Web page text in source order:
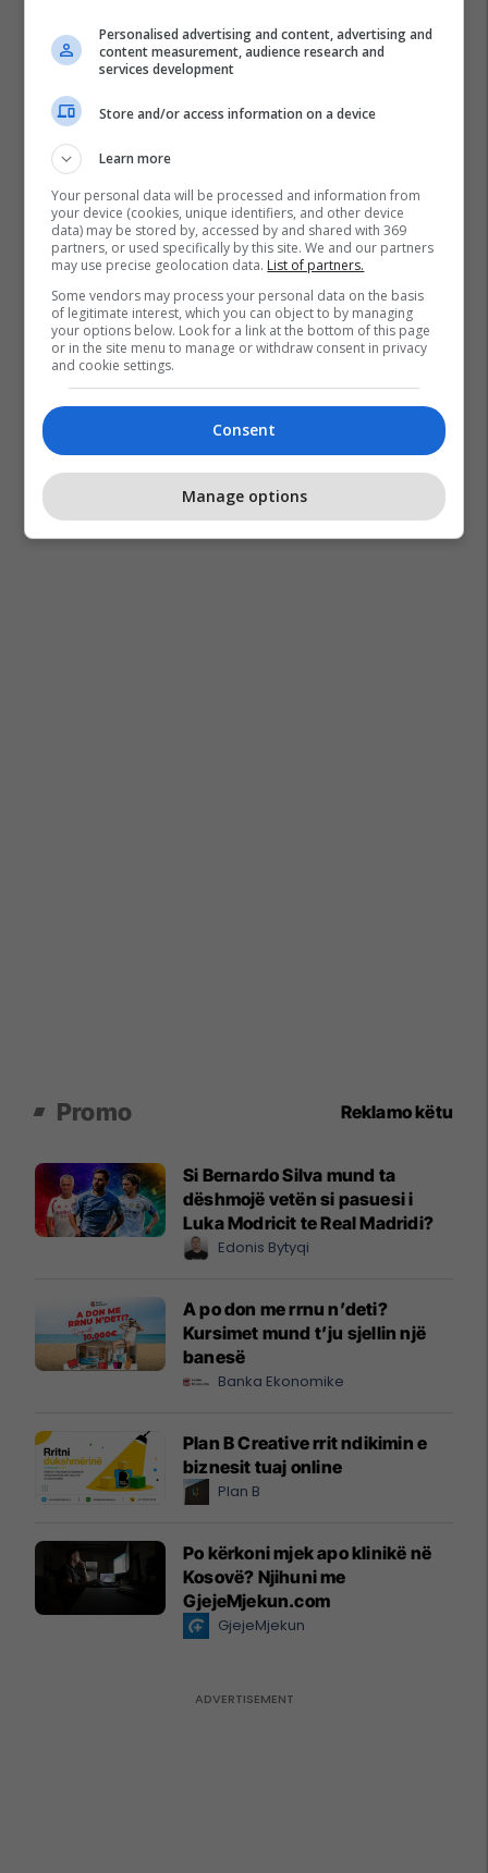
Real Madrid Ibrahima Konate La Liga
Promo Reklamo këtu
Si Bernardo Silva mund ta
dëshmojë vetën si pasuesi i
Luka Modricit te Real Madridi?
Edonis Bytyqi
A po don me rrnu n’deti?
Kursimet mund t’ju sjellin një
banesë
Banka Ekonomike
Plan B Creative rrit ndikimin e
biznesit tuaj online
Plan B
Po kërkoni mjek apo klinikë në
Kosovë? Njihuni me
GjejeMjekun.com
GjejeMjekun
Personalised advertising and content, advertising and
content measurement, audience research and
services development
Store and/or access information on a device
Learn more
Your personal data will be processed and information from
your device (cookies, unique identifiers, and other device
data) may be stored by, accessed by and shared with 369
partners, or used specifically by this site. We and our partners
may use precise geolocation data. List of partners.
Some vendors may process your personal data on the basis
of legitimate interest, which you can object to by managing
your options below. Look for a link at the bottom of this page
or in the site menu to manage or withdraw consent in privacy
and cookie settings.
Consent
Manage options